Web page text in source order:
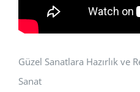
Güzel Sanatlara Hazırlık ve
Sanat